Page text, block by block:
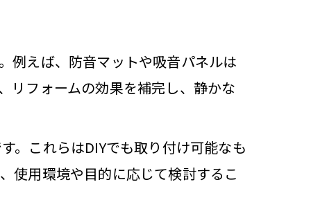
ト例えば、防音マットや吸音パネルは
リフォームの効果を補完し、静かな
。これらはDIYでも取り付け可能なも
使用環境や目的に応じて検討するこ